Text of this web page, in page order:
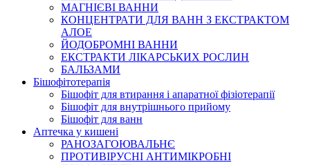
МАГНІЄВІ ВАННИ
КОНЦЕНТРАТИ ДЛЯ ВАНН З ЕКСТРАКТОМ
АЛОЕ
ЙОДОБРОМНІ ВАННИ
ЕКСТРАКТИ ЛІКАРСЬКИХ РОСЛИН
БАЛЬЗАМИ
Бішофітотерапія
Бішофіт для втирання і апаратної фізіотерапії
Бішофіт для внутрішнього прийому
Бішофіт для ванн
Аптечка у кишені
РАНОЗАГОЮВАЛЬНЄ
ПРОТИВІРУСНІ АНТИМІКРОБНІ